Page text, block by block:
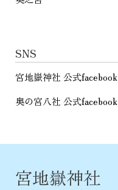
SNS
宮地嶽神社 公式facebook
奥の宮八社 公式facebook
宮地嶽神社